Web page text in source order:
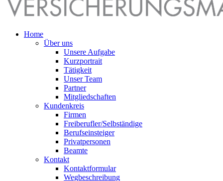
Home
Über uns
Unsere Aufgabe
Kurzportrait
Tätigkeit
Unser Team
Partner
Mitgliedschaften
Kundenkreis
Firmen
Freiberufler/Selbständige
Berufseinsteiger
Privatpersonen
Beamte
Kontakt
Kontaktformular
Wegbeschreibung